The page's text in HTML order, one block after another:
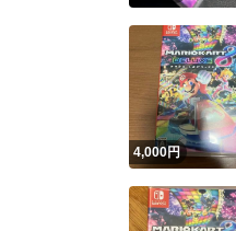
4,000円